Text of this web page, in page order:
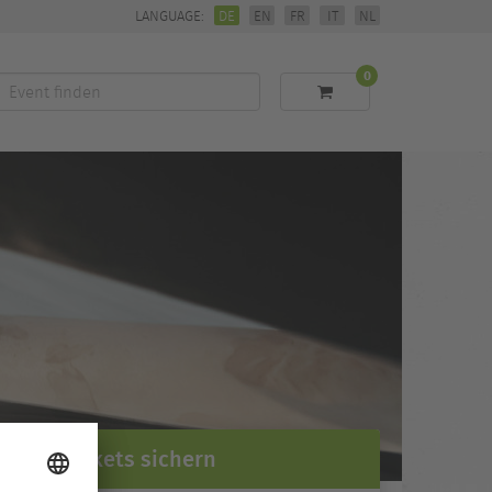
LANGUAGE: DE EN FR IT NL
Event
finden
0
Jetzt Tickets sichern